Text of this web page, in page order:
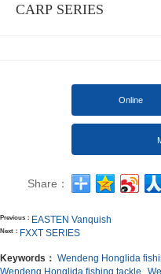
CARP SERIES
Online
Share：
Previous： EASTEN Vanquish
Next： FXXT SERIES
Keywords： Wendeng Honglida
Wendeng Honglida fishing tackle